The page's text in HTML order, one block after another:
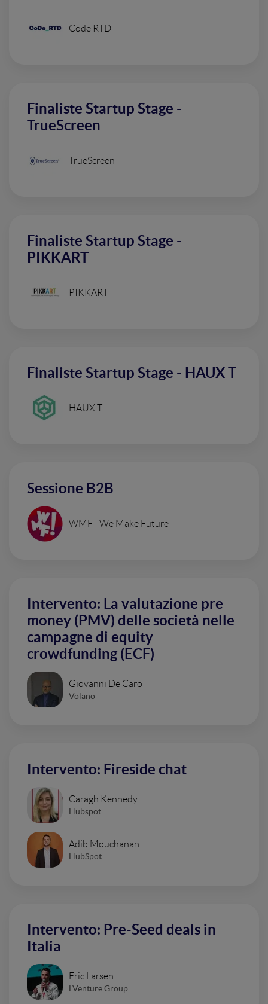
Code RTD
Finaliste Startup Stage -
TrueScreen
TrueScreen
Finaliste Startup Stage -
PIKKART
PIKKART
Finaliste Startup Stage - HAUX T
HAUX T
Sessione B2B
WMF - We Make Future
Intervento: La valutazione pre
money (PMV) delle società nelle
campagne di equity
crowdfunding (ECF)
Giovanni De Caro
Volano
Intervento: Fireside chat
Caragh Kennedy
Hubspot
Adib Mouchanan
HubSpot
Intervento: Pre-Seed deals in
Italia
Eric Larsen
LVenture Group